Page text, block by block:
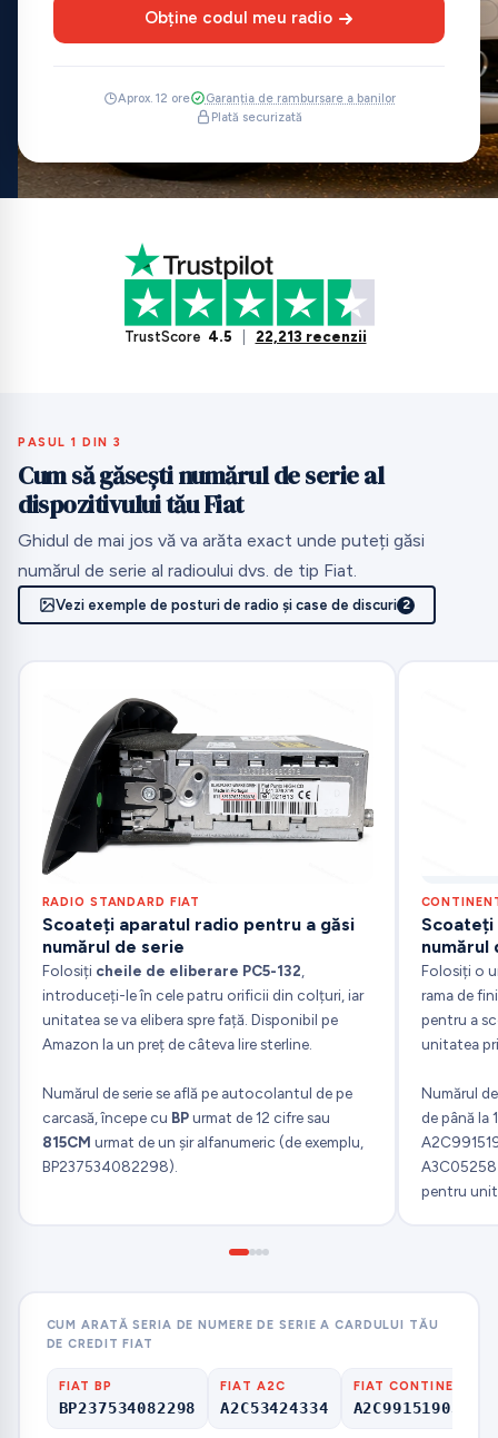
Obține codul meu radio
Aprox. 12 ore
Garanția de rambursare a banilor
Plată securizată
TrustScore 4.5 22,213 recenzii
PASUL 1 DIN 3
Cum să găsești numărul de serie al
dispozitivului tău Fiat
Ghidul de mai jos vă va arăta exact unde puteți găsi
numărul de serie al radioului dvs. de tip Fiat.
Vezi exemple de posturi de radio și case de discuri 2
RADIO STANDARD FIAT
Scoateți aparatul radio pentru a găsi
numărul de serie
Folosiți cheile de eliberare PC5-132
introduceți-le în cele patru orificii din colțuri, iar
unitatea se va elibera spre față. Disponibil pe
Amazon la un preț de câteva lire sterline.
Numărul de serie se află pe autocolantul de pe
carcasă, începe cu BPurmat de 12 cifre sau
815CM urmat de un șir alfanumeric (de exemplu,
BP237534082298).
Scoateți
numărul
Folosiți o
rama de
pentru a
unitatea
Numărul
de până la
pentru
CUM ARATĂ SERIA DE NUMERE DE SERIE A CARDULUI TĂU
DE CREDIT FIAT
FIAT BP
BP237534082298
FIAT A2C
A2C53424334
FIAT CONTINENTAL